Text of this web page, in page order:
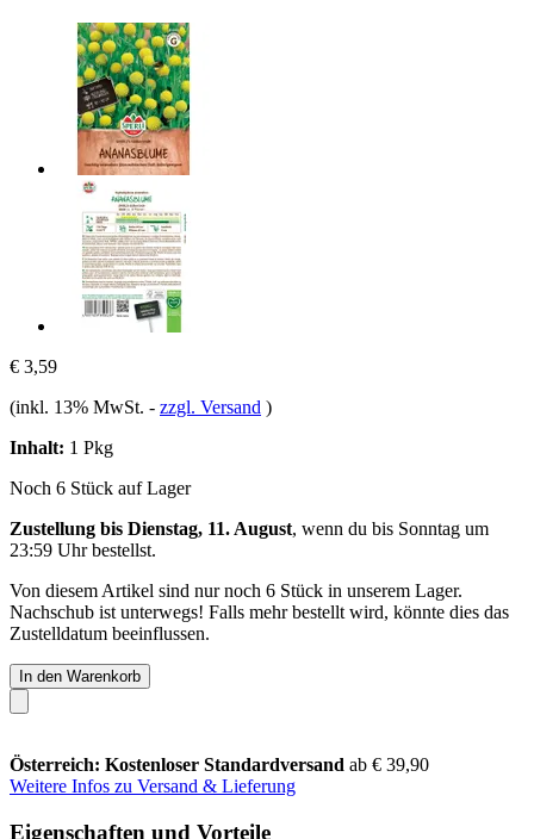
€ 3,59
(inkl. 13% MwSt. - zzgl. Versand )
Inhalt: 1 Pkg
Noch 6 Stück auf Lager
Zustellung bis Dienstag, 11. August, wenn du bis Sonntag um
23:59 Uhrbestellst.
Von diesem Artikel sind nur noch 6 Stück in unserem Lager.
Nachschub ist unterwegs! Falls mehr bestellt wird, könnte dies das
Zustelldatum beeinflussen.
In den Warenkorb
Österreich: Kostenloser Standardversand ab € 39,90
Weitere Infos zu Versand & Lieferung
Eigenschaften und Vorteile